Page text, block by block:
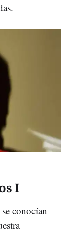
I
conocían